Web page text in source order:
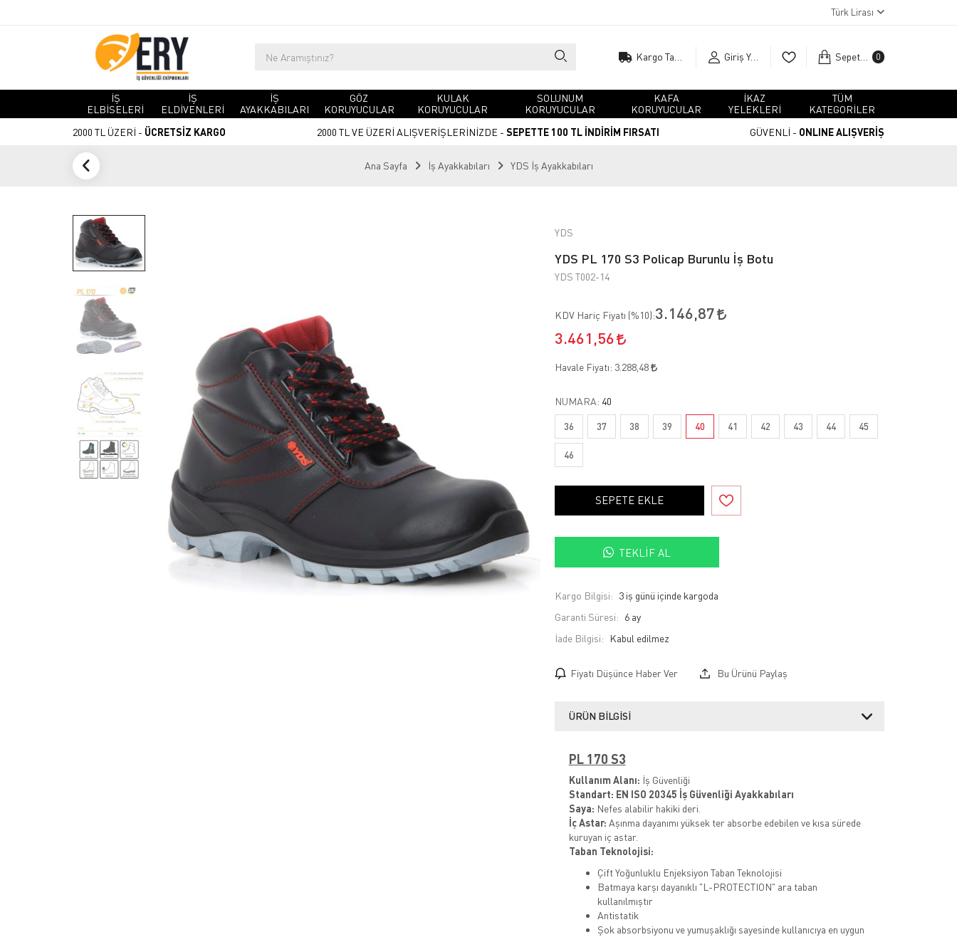
Türk Lirası
Giriş Yap Sepetim 0
İŞ
ELBİSELERİ
İŞ
ELDİVENLERİ
İŞ
AYAKKABILARI
GÖZ
KORUYUCULAR
KULAK
KORUYUCULAR
SOLUNUM
KORUYUCULAR
KAFA
KORUYUCULAR
İKAZ
YELEKLERİ
TÜM
KATEGORİLER
2000 TL ÜZERİ - ÜCRETSİZ KARGO 2000 TL VE ÜZERİ ALIŞVERİŞLERİNİZDE - SEPETTE 100 TL İNDİRİM FIRSATI GÜVENLİ - ONLINE ALIŞVERİŞ
Ana Sayfa İş Ayakkabıları YDS İş Ayakkabıları
YDS
YDS PL 170 S3 Policap Burunlu İş Botu
YDS T002-14
KDV Hariç Fiyatı (%10):3.146,87
3.461,56
Havale Fiyatı: 3.288,48
NUMARA: 40
36 37 38 39 40 41 42 43 44 45
46
SEPETE EKLE
TEKLIF AL
Kargo Bilgisi: 3 iş günü içinde kargoda
Garanti Süresi: 6 ay
İade Bilgisi:
Fiyatı Düşünce Haber Ver Bu Ürünü Paylaş
ÜRÜN BILGISI
PL 170 S3​
Kullanım Alanı: İş Güvenliği
Standart: EN ISO 20345 İş Güvenliği Ayakkabıları
Saya: Nefes alabilir hakiki deri.
İç Astar: Aşınma dayanımı yüksek ter absorbe edebilen ve kısa sürede
kuruyan iç astar.
Taban Teknolojisi:
Çift Yoğunluklu Enjeksiyon Taban Teknolojisi
Batmaya karşı dayanıklı "L-PROTECTION" ara taban
kullanılmıştır
Antistatik
Şok absorbsiyonu ve yumuşaklığı sayesinde kullanıcıya en uygun